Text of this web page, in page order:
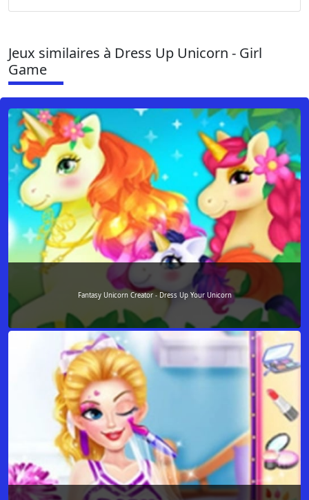
Jeux similaires à Dress Up Unicorn - Girl
Game
Fantasy Unicorn Creator - Dress Up Your Unicorn